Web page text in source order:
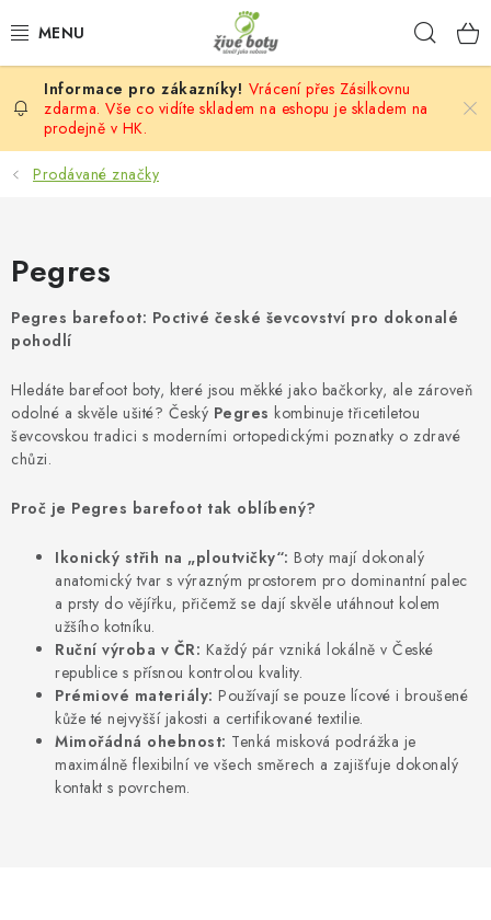
na
DĚTSKÉ
DÁMSKÉ
DOPLŇKY
VÝPRODEJ
PONOŽKOBOTY
PROVAZOVÉ SANDÁLY
BOSOBOTY / BAREFOOTY
ZNAČKY
Kontakty a kamenná prodejna
Hodnocení obchodu
Vrácení a reklamace
Doprava a platba
Obchodní podmínky
Vrácení přes Zásilkovnu
zdarma. Vše co vidíte skladem na eshopu je skladem na
prodejně v HK.
Prodávané značky
Pegres
Pegres barefoot: Poctivé české ševcovství pro dokonalé
pohodlí
Hledáte barefoot boty, které jsou měkké jako bačkorky, ale zároveň
odolné a skvěle ušité? Český Pegres kombinuje třicetiletou
ševcovskou tradici s moderními ortopedickými poznatky o zdravé
chůzi.
Proč je Pegres barefoot tak oblíbený?
Ikonický střih na „ploutvičky“: Boty mají dokonalý
anatomický tvar s výrazným prostorem pro dominantní palec
a prsty do vějířku, přičemž se dají skvěle utáhnout kolem
užšího kotníku.
Ruční výroba v ČR: Každý pár vzniká lokálně v České
republice s přísnou kontrolou kvality.
Prémiové materiály: Používají se pouze lícové i broušené
kůže té nejvyšší jakosti a certifikované textilie.
Mimořádná ohebnost: Tenká misková podrážka je
maximálně flexibilní ve všech směrech a zajišťuje dokonalý
kontakt s povrchem.